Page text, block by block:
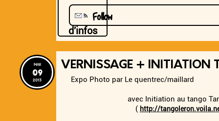
Follow
d'infos
mar
09
2013
VERNISSAGE + INITIATION
Expo Photo par Le quentrec/maillard
avec Initiation au tango
( http://